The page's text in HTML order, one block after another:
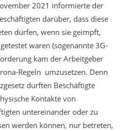
2021 informierte der
darüber, dass diese
dürfen, wenn sie geimpft,
waren (sogenannte 3G-
kam der Arbeitgeber
Regeln umzusetzen. Denn
durften Beschäftigte
Kontakte von
untereinander oder zu
werden können, nur betreten,